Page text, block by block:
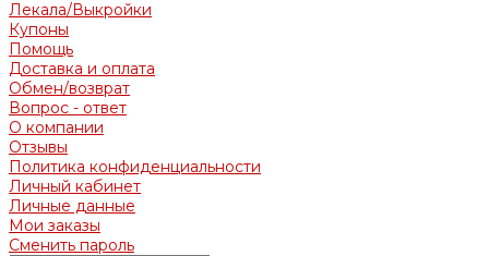
Лекала/Выкройки
Купоны
Помощь
Доставка и оплата
Обмен/возврат
Вопрос - ответ
О компании
Отзывы
Политика конфиденциальности
Личный кабинет
Личные данные
Мои заказы
Сменить пароль